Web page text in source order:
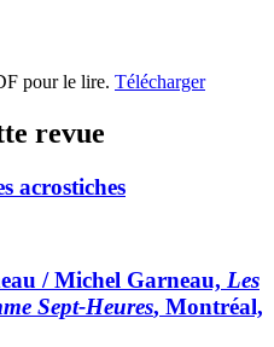
pour le lire. Télécharger
revue
acrostiches
/ Michel Garneau, Les
Sept-Heures, Montréal,